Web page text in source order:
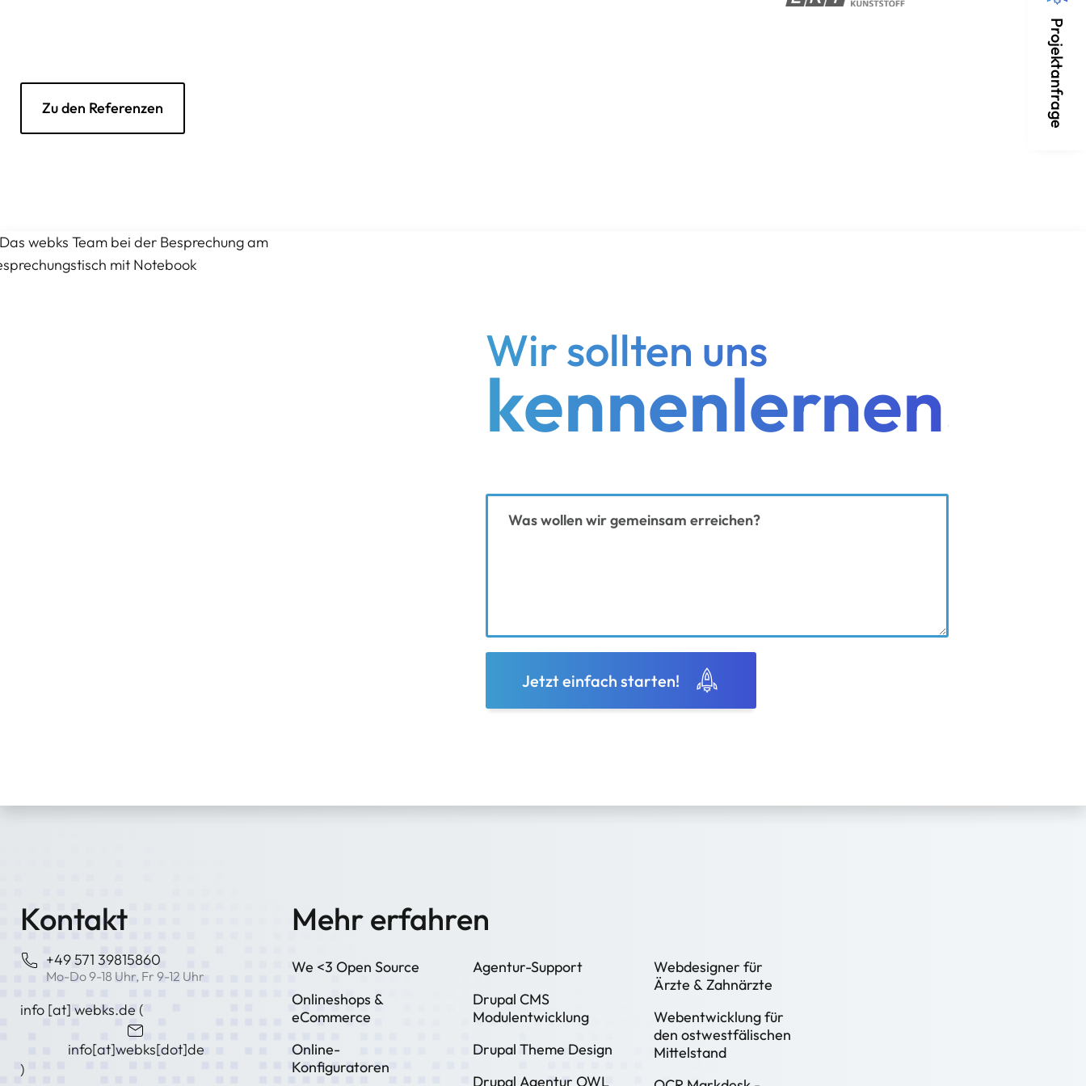
Zu den Referenzen
Wir sollten uns
kennenlernen!
Jetzt einfach starten!
Kontakt
+49 571 39815860
Mo-Do 9-18 Uhr, Fr 9-12 Uhr
info [at]webks.de (
info[at]webks[dot]de
)
Mehr erfahren
We <3 Open Source
Onlineshops &
eCommerce
Online-
Konfiguratoren
Agentur-Support
Drupal CMS
Modulentwicklung
Drupal Theme Design
Drupal Agentur OWL
Webdesigner für
Ärzte & Zahnärzte
Webentwicklung für
den ostwestfälischen
Mittelstand
Projektanfrage